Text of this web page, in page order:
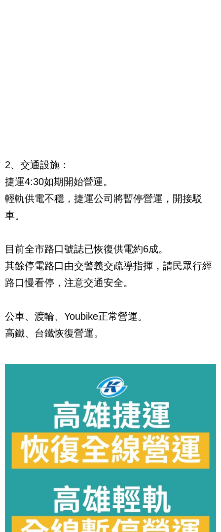
2、交通設施：
捷運4:30如期開始營運。
輕軌供電不穩，捷運公司將暫停營運，開接駁
車。
目前全市路口號誌已恢復供電約6成。
其餘停電路口由交警義交疏導指揮，請民眾行經
路口慢看停，注意交通安全。
公車、渡輪、Youbike正常營運。
高鐵、台鐵恢復營運。